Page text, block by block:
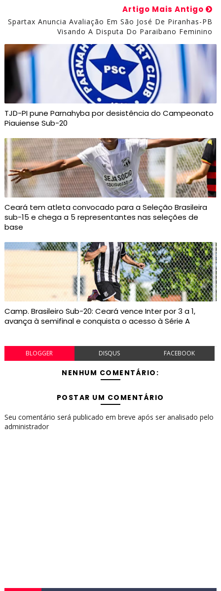
Artigo Mais Antigo
Spartax Anuncia Avaliação Em São José De Piranhas-PB
Visando A Disputa Do Paraibano Feminino
TJD-PI pune Parnahyba por desistência do Campeonato
Piauiense Sub-20
Ceará tem atleta convocado para a Seleção Brasileira
sub-15 e chega a 5 representantes nas seleções de
base
Camp. Brasileiro Sub-20: Ceará vence Inter por 3 a 1,
avança à semifinal e conquista o acesso à Série A
BLOGGER DISQUS FACEBOOK
NENHUM COMENTÁRIO:
POSTAR UM COMENTÁRIO
Seu comentário será publicado em breve após ser analisado pelo
administrador